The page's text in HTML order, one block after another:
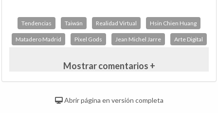
Tendencias Taiwán Realidad Virtual Hsin Chien Huang
Matadero Madrid Pixel Gods Jean Michel Jarre Arte Digital
Mostrar comentarios +
Abrir página en versión completa